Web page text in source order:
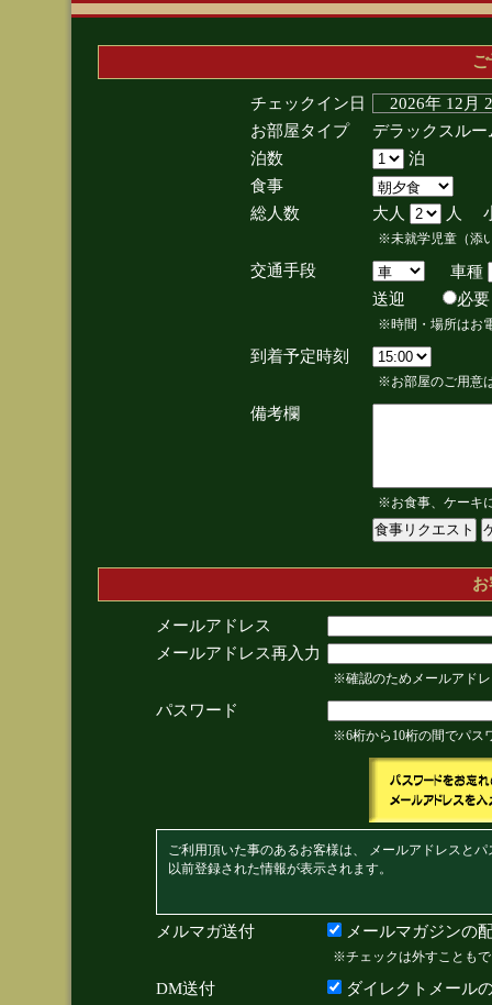
チェックイン日
2026年 12
お部屋タイプ
デラックスル
泊数
泊
食事
総人数
大人 人
※未就学児童（添
交通手段
車種
送迎
※時間・場所はお
到着予定時刻
※お部屋のご用意
備考欄
※お食事、ケーキ
メールアドレス
メールアドレス再入力
※確認のためメールアド
パスワード
※6桁から10桁の間でパス
ご利用頂いた事のあるお客様は、 メールアドレスと
以前登録された情報が表示されます。
メルマガ送付 メールマガジンの
※チェックは外すことも
DM送付 ダイレクトメール